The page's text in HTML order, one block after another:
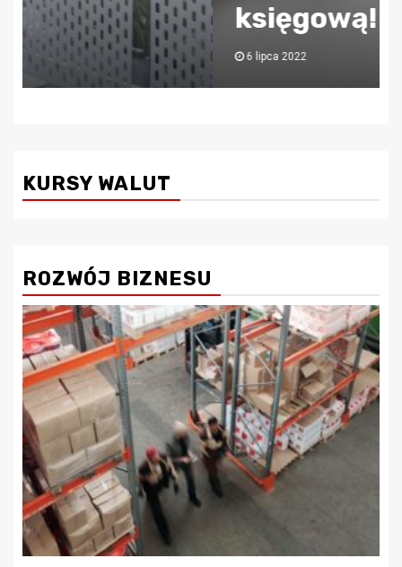
księgową!
6 lipca 2022
KURSY WALUT
ROZWÓJ BIZNESU